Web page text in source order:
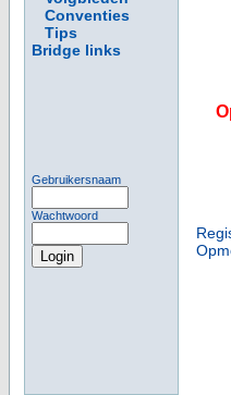
Conventies
Tips
Bridge links
Gebruikersnaam
Wachtwoord